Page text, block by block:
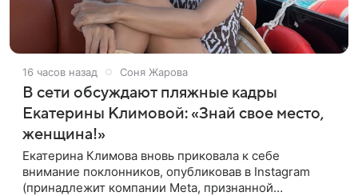
16 часов назад Соня Жарова
В сети обсуждают пляжные кадры
Екатерины Климовой: «Знай свое место,
женщина!»
Екатерина Климова вновь приковала к себе
внимание поклонников, опубликовав в Instagram
(принадлежит компании Meta, признанной